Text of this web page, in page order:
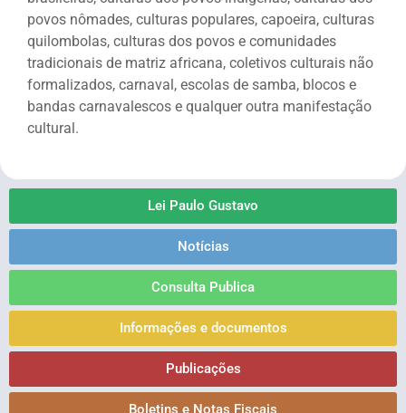
Lei Paulo Gustavo
Notícias
Consulta Publica
Informações e documentos
Publicações
Boletins e Notas Fiscais
povos nômades, culturas populares, capoeira, culturas
quilombolas, culturas dos povos e comunidades
tradicionais de matriz africana, coletivos culturais não
formalizados, carnaval, escolas de samba, blocos e
bandas carnavalescos e qualquer outra manifestação
cultural.